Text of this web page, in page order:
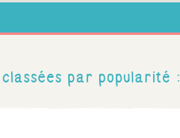
par popularité :